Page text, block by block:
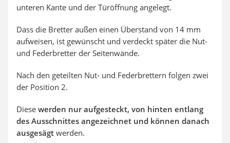
unteren Kante und der Türöffnung angelegt.
Dass die Bretter außen einen Überstand von 14 mm
aufweisen, ist gewünscht und verdeckt später die Nut-
und Federbretter der Seitenwände.
Nach den geteilten Nut- und Federbrettern folgen zwei
der Position 2.
Diese werden nur aufgesteckt, von hinten entlang
des Ausschnittes angezeichnet und können danach
ausgesägt werden.